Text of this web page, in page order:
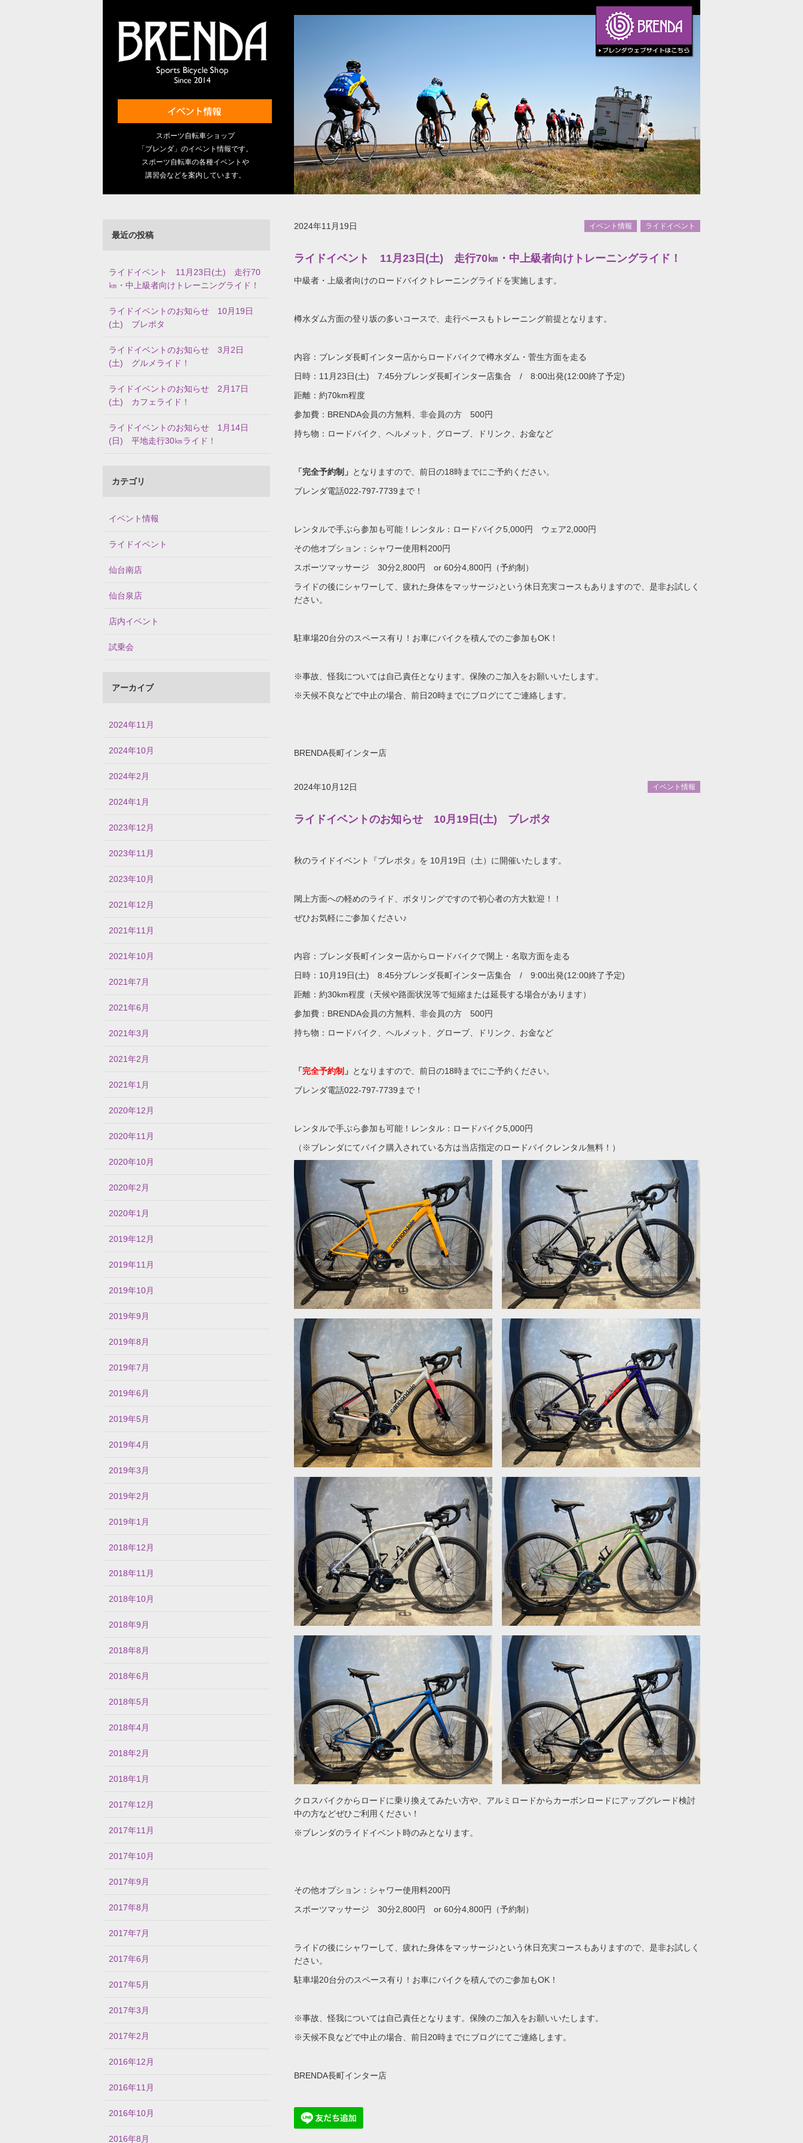
スポーツ自転車ショップ
「ブレンダ」のイベント情報です。
スポーツ自転車の各種イベントや
講習会などを案内しています。
2024年11月19日 イベント情報 ライドイベント
ライドイベント 11月23日(土) 走行70㎞・中上級者向けトレーニングライド！
中級者・上級者向けのロードバイクトレーニングライドを実施します。
樽水ダム方面の登り坂の多いコースで、走行ペースもトレーニング前提となります。
内容：ブレンダ長町インター店からロードバイクで樽水ダム・菅生方面を走る
日時：11月23日(土) 7:45分ブレンダ長町インター店集合 / 8:00出発(12:00終了予定)
距離：約70km程度
参加費：BRENDA会員の方無料、非会員の方 500円
持ち物：ロードバイク、ヘルメット、グローブ、ドリンク、お金など
「完全予約制」 となりますので、前日の18時までにご予約ください。
ブレンダ電話022-797-7739まで！
レンタルで手ぶら参加も可能！レンタル：ロードバイク5,000円 ウェア2,000円
その他オプション：シャワー使用料200円
スポーツマッサージ 30分2,800円 or 60分4,800円（予約制）
ライドの後にシャワーして、疲れた身体をマッサージ♪という休日充実コースもありますので、是非お試しく
ださい。
駐車場20台分のスペース有り！お車にバイクを積んでのご参加もOK！
※事故、怪我については自己責任となります。保険のご加入をお願いいたします。
※天候不良などで中止の場合、前日20時までにブログにてご連絡します。
BRENDA長町インター店
2024年10月12日 イベント情報
ライドイベントのお知らせ 10月19日(土) ブレポタ
秋のライドイベント『ブレポタ』を 10月19日（土）に開催いたします。
閖上方面への軽めのライド、ポタリングですので初心者の方大歓迎！！
ぜひお気軽にご参加ください♪
内容：ブレンダ長町インター店からロードバイクで閖上・名取方面を走る
日時：10月19日(土) 8:45分ブレンダ長町インター店集合 / 9:00出発(12:00終了予定)
距離：約30km程度（天候や路面状況等で短縮または延長する場合があります）
参加費：BRENDA会員の方無料、非会員の方 500円
持ち物：ロードバイク、ヘルメット、グローブ、ドリンク、お金など
「完全予約制 」 となりますので、前日の18時までにご予約ください。
ブレンダ電話022-797-7739まで！
レンタルで手ぶら参加も可能！レンタル：ロードバイク5,000円
（※ブレンダにてバイク購入されている方は当店指定のロードバイクレンタル無料！）
クロスバイクからロードに乗り換えてみたい方や、アルミロードからカーボンロードにアップグレード検討
中の方などぜひご利用ください！
※ブレンダのライドイベント時のみとなります。
その他オプション：シャワー使用料200円
スポーツマッサージ 30分2,800円 or 60分4,800円（予約制）
ライドの後にシャワーして、疲れた身体をマッサージ♪という休日充実コースもありますので、是非お試しく
ださい。
駐車場20台分のスペース有り！お車にバイクを積んでのご参加もOK！
※事故、怪我については自己責任となります。保険のご加入をお願いいたします。
※天候不良などで中止の場合、前日20時までにブログにてご連絡します。
BRENDA長町インター店
最近の投稿
ライドイベント 11月23日(土) 走行70
㎞・中上級者向けトレーニングライド！
ライドイベントのお知らせ 10月19日
(土) ブレポタ
ライドイベントのお知らせ 3月2日
(土) グルメライド！
ライドイベントのお知らせ 2月17日
(土) カフェライド！
ライドイベントのお知らせ 1月14日
(日) 平地走行30㎞ライド！
カテゴリ
イベント情報
ライドイベント
仙台南店
仙台泉店
店内イベント
試乗会
アーカイブ
2024年11月
2024年10月
2024年2月
2024年1月
2023年12月
2023年11月
2023年10月
2021年12月
2021年11月
2021年10月
2021年7月
2021年6月
2021年3月
2021年2月
2021年1月
2020年12月
2020年11月
2020年10月
2020年2月
2020年1月
2019年12月
2019年11月
2019年10月
2019年9月
2019年8月
2019年7月
2019年6月
2019年5月
2019年4月
2019年3月
2019年2月
2019年1月
2018年12月
2018年11月
2018年10月
2018年9月
2018年8月
2018年6月
2018年5月
2018年4月
2018年2月
2018年1月
2017年12月
2017年11月
2017年10月
2017年9月
2017年8月
2017年7月
2017年6月
2017年5月
2017年3月
2017年2月
2016年12月
2016年11月
2016年10月
2016年8月